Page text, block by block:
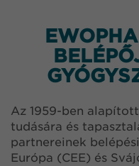
Az 1959-ben
tudására és
partnereinek
Európa (CEE) és